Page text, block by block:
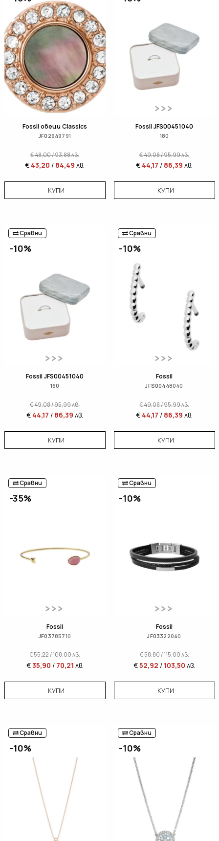
Fossil обеци Classics
JF02949791
€48,00/93,88лв.
€ 43,20 / 84,49 лв.
КУПИ
Fossil JFS00451040
180
€49,08/95,99лв.
€ 44,17 / 86,39 лв.
КУПИ
Сравни
-10%
Fossil JFS00451040
160
€49,08/95,99лв.
€ 44,17 / 86,39 лв.
КУПИ
Сравни
-10%
Fossil
JFS00448040
€49,08/95,99лв.
€ 44,17 / 86,39 лв.
КУПИ
Сравни
-35%
Fossil
JF03785710
€55,22/108,00лв.
€35,90 / 70,21 лв.
КУПИ
Сравни
-10%
Fossil
JF03322040
€58,80/115,00лв.
€52,92 / 103,50 лв.
КУПИ
Сравни
-10%
Сравни
-10%